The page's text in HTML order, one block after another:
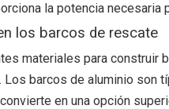
la potencia
los barcos de rescate
materiales para construir
barcos de aluminio son
en una opción